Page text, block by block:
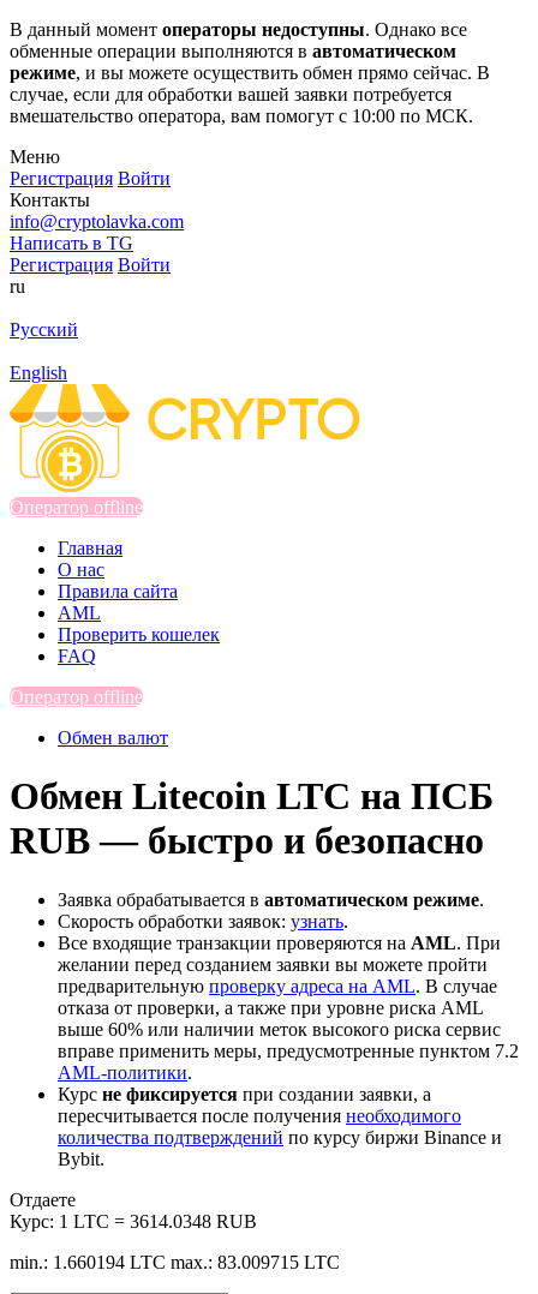
В данный момент операторы недоступны. Однако все
обменные операции выполняются в автоматическом
режиме, и вы можете осуществить обмен прямо сейчас. В
случае, если для обработки вашей заявки потребуется
вмешательство оператора, вам помогут с 10:00 по МСК.
Меню
Регистрация Войти
Контакты
info@cryptolavka.com
Написать в TG
Регистрация Войти
ru
Русский
English
Оператор offline
Главная
О нас
Правила сайта
AML
Проверить кошелек
FAQ
Оператор offline
Обмен валют
Обмен Litecoin LTC на ПСБ
RUB — быстро и безопасно
Заявка обрабатывается в автоматическом режиме.
Скорость обработки заявок: узнать.
Все входящие транзакции проверяются на AML. При
желании перед созданием заявки вы можете пройти
предварительную проверку адреса на AML. В случае
отказа от проверки, а также при уровне риска AML
выше 60% или наличии меток высокого риска сервис
вправе применить меры, предусмотренные пунктом 7.2
AML-политики.
Курс не фиксируется при создании заявки, а
пересчитывается после получения необходимого
количества подтверждений по курсу биржи Binance и
Bybit.
Отдаете
Курс: 1 LTC = 3614.0348 RUB
min.: 1.660194 LTC max.: 83.009715 LTC